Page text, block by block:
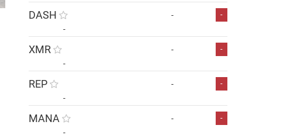
DASH - -
-
XMR - -
-
REP - -
-
MANA - -
-